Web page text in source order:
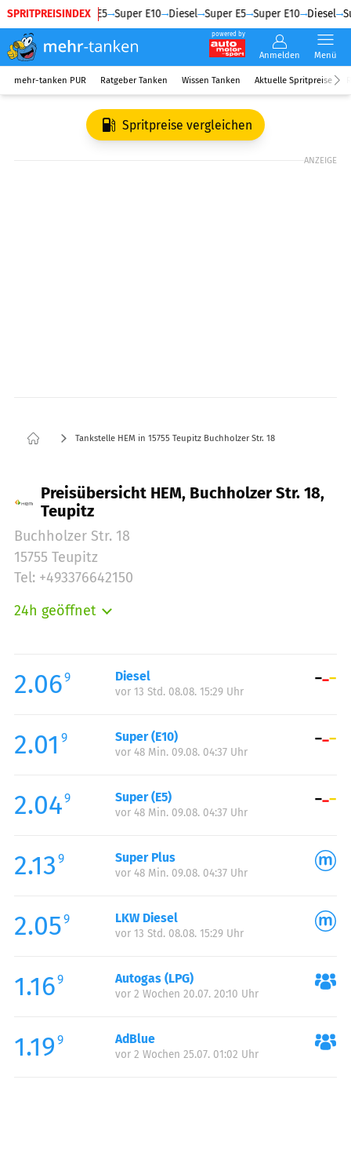
SPRITPREISINDEX
Diesel Super E5 Super E10 Diesel Super E5 Super E10 Diesel
powered by
Anmelden Menü
mehr-tanken PUR Ratgeber Tanken Wissen Tanken Aktuelle Spritpreise
Spritpreise vergleichen
ANZEIGE
Tankstelle HEM in 15755 Teupitz Buchholzer Str. 18
Preisübersicht HEM, Buchholzer Str. 18,
Teupitz
Buchholzer Str. 18
15755 Teupitz
Tel: +493376642150
24h geöffnet
Mittwoch:
00:00-24:00
Donnerstag:
Samstag:
00:00-24:00
Sonntag:
2.069 Diesel
vor 13 Std. 08.08. 15:29 Uhr
2.01 9 Super (E10)
vor 48 Min. 09.08. 04:37 Uhr
2.049 Super (E5)
vor 48 Min. 09.08. 04:37 Uhr
2.13 9 Super Plus
vor 48 Min. 09.08. 04:37 Uhr
2.059 LKW Diesel
vor 13 Std. 08.08. 15:29 Uhr
1.169 Autogas (LPG)
vor 2 Wochen 20.07. 20:10 Uhr
1.19 9 AdBlue
vor 2 Wochen 25.07. 01:02 Uhr